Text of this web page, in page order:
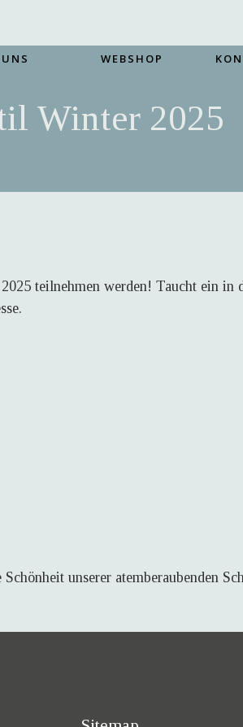
WEBSHOP
Winter 2025
teilnehmen werden! Taucht ein in
unserer atemberaubenden